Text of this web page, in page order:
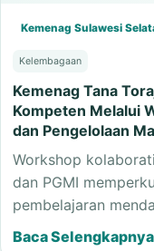
Kemenag Sulawesi
Kelembagaan
Kemenag Tana
Kompeten Melalui
dan Pengelolaan
Workshop
dan PGMI
pembelajaran
Baca Selengkapnya